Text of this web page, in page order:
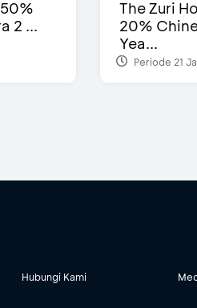
2 ...
The Zuri
20%
Yea...
Periode 21
Hubungi Kami